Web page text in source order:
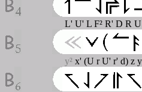
L' U' L F² R' D R U
y² x' (U r U' r' d) z